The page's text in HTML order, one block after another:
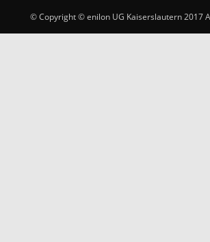
© Copyright © enilon UG Kaiserslautern 2017